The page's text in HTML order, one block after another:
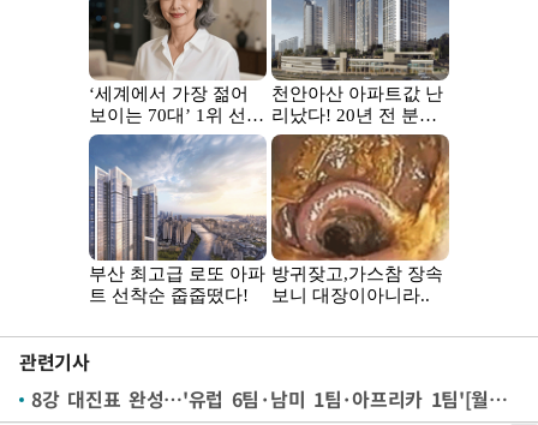
관련기사
8강 대진표 완성…'유럽 6팀·남미 1팀·아프리카 1팀'[월드컵24시]